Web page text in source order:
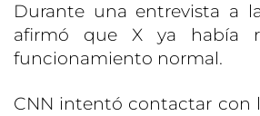
Durante una entrevista a
afirmó que X ya había
funcionamiento normal.
CNN intentó contactar con